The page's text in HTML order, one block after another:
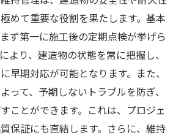
ン監視システムの活用事例
れたプロセスがもたらす利点
術が品質保証に与える影響
ける一貫したアプローチが安全性
保のための一貫性の重要性
クト全体での統合管理の手法
めて重要な役割を果たします。基本
ず第一に施工後の定期点検が挙げら
より、建造物の状態を常に把握し、
早期対応が可能となります。また、
って、予期しないトラブルを防ぎ、
ことができます。これは、プロジェ
保証にも直結します。さらに、維持